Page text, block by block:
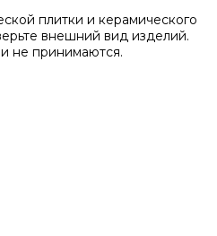
плитки и керамического
внешний вид изделий.
не принимаются.